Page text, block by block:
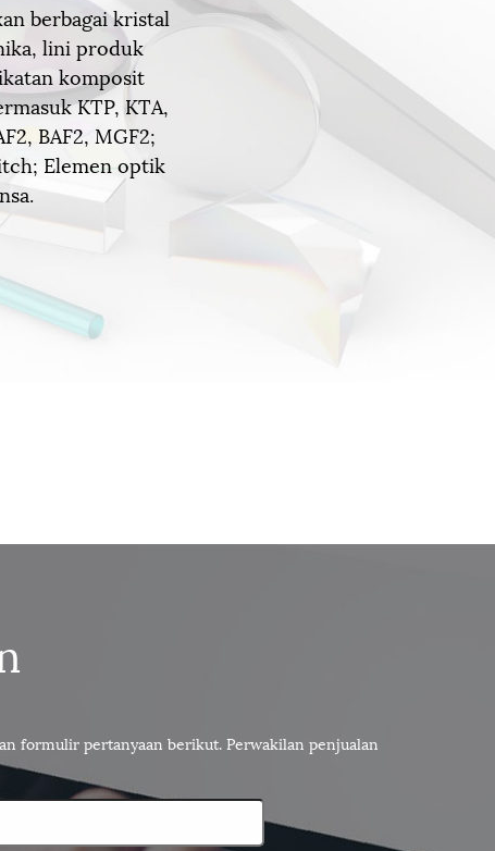
berbagai kristal
lini produk
komposit
KTP, KTA,
BAF2, MGF2;
Elemen optik
formulir pertanyaan berikut. Perwakilan penjualan